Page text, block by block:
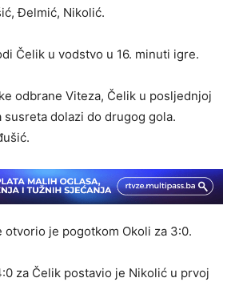
Đelmić, Nikolić.
Čelik u vodstvo u 16. minuti igre.
odbrane Viteza, Čelik u posljednjoj
dolazi do drugog gola.
otvorio je pogotkom Okoli za 3:0.
za Čelik postavio je Nikolić u prvoj